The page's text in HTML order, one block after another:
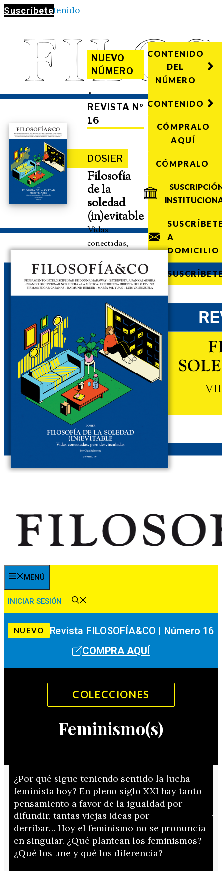
Suscríbete
Saltar al contenido
NUEVO
NÚMERO
·
REVISTA Nº
16
DOSIER
Filosofía
de la
soledad
(in)evitable
Vidas
conectadas,
desvinculadas
CONTENIDO
DEL
NÚMERO
CONTENIDO
CÓMPRALO
AQUÍ
CÓMPRALO
A
DOMICILIO
MENÚ
INICIAR SESIÓN
NUEVO
Revista FILOSOFÍA&CO | Número 16
COMPRA AQUÍ
COLECCIONES
Feminismo(s)
¿Por qué sigue teniendo sentido la lucha
feminista hoy? En pleno siglo XXI hay tanto
pensamiento a favor de la igualdad por
difundir, tantas viejas ideas por
derribar… Hoy el feminismo no se pronuncia
en singular. ¿Qué plantean los feminismos?
¿Qué los une y qué los diferencia?